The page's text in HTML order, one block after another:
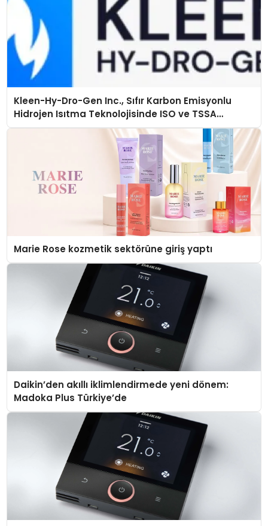
Kleen-Hy-Dro-Gen Inc., Sıfır Karbon Emisyonlu
Hidrojen Isıtma Teknolojisinde ISO ve TSSA
Düzenleyici Onaylarını Aldı
Marie Rose kozmetik sektörüne giriş yaptı
Daikin’den akıllı iklimlendirmede yeni dönem:
Madoka Plus Türkiye’de